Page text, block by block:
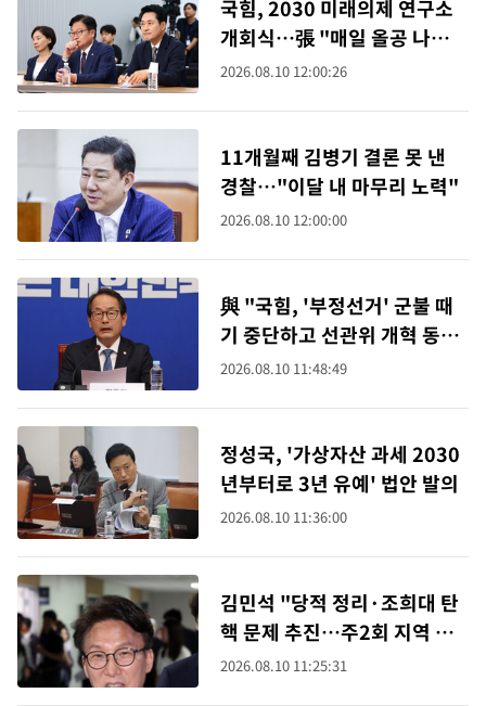
국힘, 2030 미래의제 연구소
개회식…張 "매일 올공 나
가…국힘도 바뀌어야"
2026.08.10 12:00:26
11개월째 김병기 결론 못 낸
경찰…"이달 내 마무리 노력"
2026.08.10 12:00:00
與 "국힘, '부정선거' 군불 때
기 중단하고 선관위 개혁 동참
하라"
2026.08.10 11:48:49
정성국, '가상자산 과세 2030
년부터로 3년 유예' 법안 발의
2026.08.10 11:36:00
김민석 "당적 정리·조희대 탄
핵 문제 추진…주2회 지역 상
주 체제로 갈 것"
2026.08.10 11:25:31